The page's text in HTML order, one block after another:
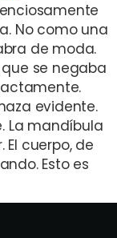
No como una
de moda.
se negaba
evidente.
La mandíbula
El cuerpo, de
Esto es